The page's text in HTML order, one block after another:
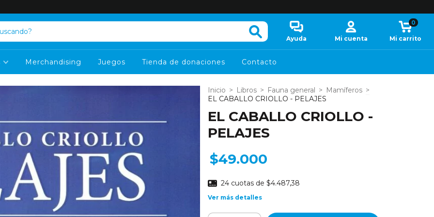
Ayuda Mi cuenta Mi carrito
0
Merchandising Juegos Tienda de donaciones Contacto
Inicio > Libros > Fauna general > Mamíferos >
EL CABALLO CRIOLLO - PELAJES
EL CABALLO CRIOLLO -
PELAJES
$49.000
24 cuotas de $4.487,38
Ver más detalles